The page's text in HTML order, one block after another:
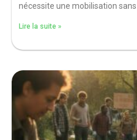
nécessite une mobilisation sans
Lire la suite »